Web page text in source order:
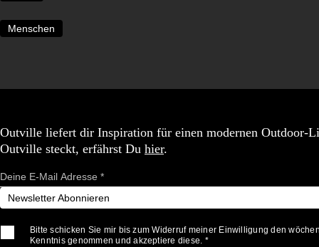
Menschen
Outville liefert dir Inspiration für einen modernen Outdoor-
Outville steckt, erfährst Du hier.
Newsletter Abonnieren
Bitte schicken Sie mir bis zum Widerruf meiner Einwilligung den
Kenntnis genommen und akzeptiere diese. *